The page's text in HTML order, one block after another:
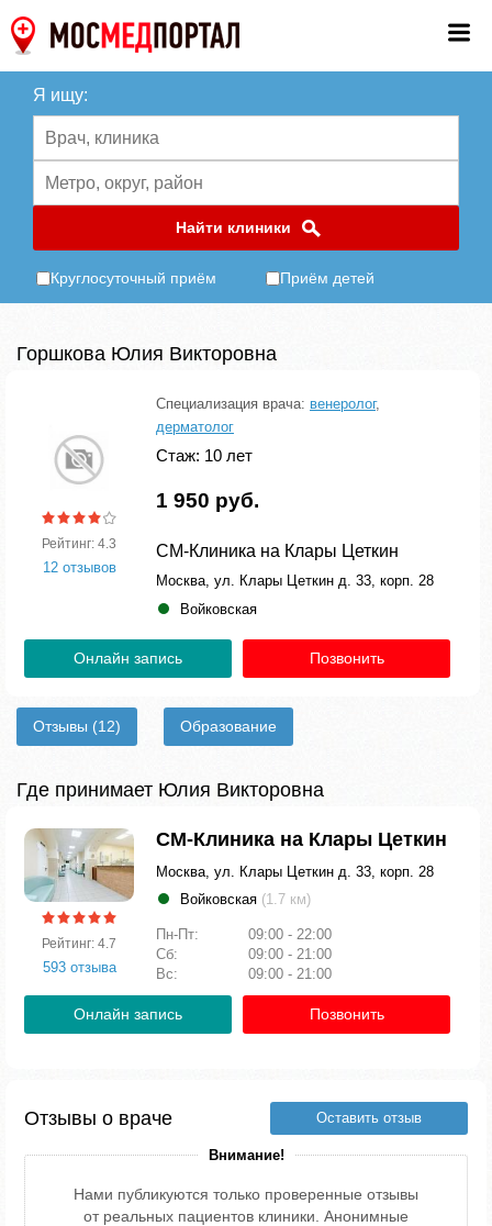
Я ищу:
Найти клиники
Круглосуточный приём Приём детей
Горшкова Юлия Викторовна
Рейтинг: 4.3
12 отзывов
Специализация врача: венеролог,
дерматолог
Стаж: 10 лет
1 950 руб.
СМ-Клиника на Клары Цеткин
Москва, ул. Клары Цеткин д. 33, корп. 28
Войковская
Онлайн запись Позвонить
Отзывы (12) Образование
Где принимает Юлия Викторовна
Рейтинг: 4.7
593 отзыва
СМ-Клиника на Клары Цеткин
Москва, ул. Клары Цеткин д. 33, корп. 28
Войковская (1.7 км)
Пн-Пт:
09:00 - 22:00
Сб:
09:00 - 21:00
Вс:
09:00 - 21:00
Онлайн запись Позвонить
Отзывы о враче Оставить отзыв
Внимание!
Нами публикуются только проверенные отзывы
от реальных пациентов клиники. Анонимные